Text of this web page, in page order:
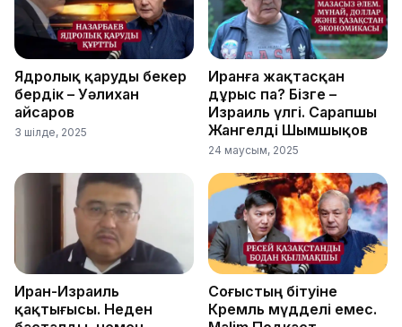
Ядролық қаруды бекер
бердік – Уәлихан
Қайсаров
3 шілде, 2025
Иранға жақтасқан
дұрыс па? Бізге –
Израиль үлгі. Сарапшы
Жангелді Шымшықов
24 маусым, 2025
Иран-Израиль
қақтығысы. Неден
Соғыстың бітуіне
Кремль мүдделі емес.